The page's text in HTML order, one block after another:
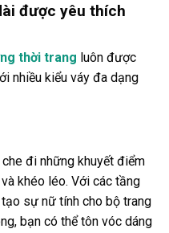
được yêu thích
thời trang luôn được
nhiều kiểu váy đa dạng
đi những khuyết điểm
khéo léo. Với các tầng
sự nữ tính cho bộ trang
bạn có thể tôn vóc dáng